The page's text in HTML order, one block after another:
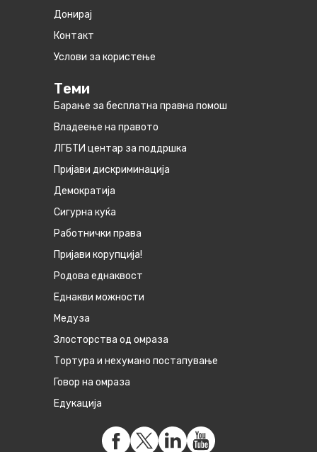
Донирај
Контакт
Услови за користење
Теми
Барање за бесплатна правна помош
Владеење на правото
ЛГБТИ центар за поддршка
Пријави дискриминација
Демократија
Сигурна куќа
Работнички права
Пријави корупција!
Родова еднаквост
Eднакви можности
Медуза
Злосторства од омраза
Тортура и нехумано постапување
Говор на омраза
Едукација